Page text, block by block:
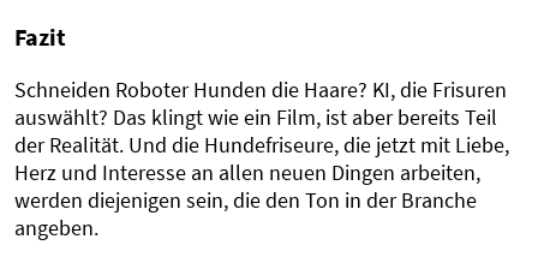
Fazit
Schneiden Roboter Hunden die Haare? KI, die Frisuren
auswählt? Das klingt wie ein Film, ist aber bereits Teil
der Realität. Und die Hundefriseure, die jetzt mit Liebe,
Herz und Interesse an allen neuen Dingen arbeiten,
werden diejenigen sein, die den Ton in der Branche
angeben.